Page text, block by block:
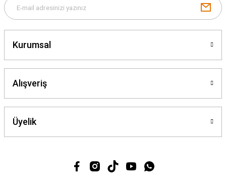
Gönder
Kurumsal
Alışveriş
Üyelik